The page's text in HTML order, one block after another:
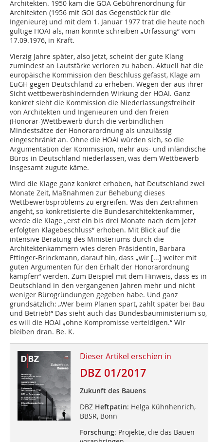
Architekten. 1950 kam die GOA Gebührenordnung für
Architekten (1956 mit GOI das Gegenstück für die
Ingenieure) und mit dem 1. Januar 1977 trat die heute noch
gültige HOAI als, man könnte schreiben „Urfassung“ vom
17.09.1976, in Kraft.
Vierzig Jahre später, also jetzt, scheint der gute Klang
zumindest an Lautstärke verloren zu haben. Aktuell hat die
europäische Kommission den Beschluss gefasst, Klage am
EuGH gegen Deutschland zu erheben. Wegen der aus ihrer
Sicht wettbewerbshindernden Wirkung der HOAI. Ganz
konkret sieht die Kommission die Niederlassungsfreiheit
von Architekten und Ingenieuren und den freien
(Honorar-)Wettbewerb durch die verbindlichen
Mindestsätze der Honorarordnung als unzulässig
eingeschränkt an. Ohne die HOAI würden sich, so die
Argumentation der Kommission, mehr aus- und inländische
Büros in Deutschland niederlassen, was dem Wettbewerb
insgesamt zugute käme.
Wird die Klage ganz konkret erhoben, hat Deutschland zwei
Monate Zeit, Maßnahmen zur Behebung dieses
Wettbewerbsproblems zu ergreifen. Was den Zeitrahmen
angeht, so konkretisierte die Bundesarchitektenkammer,
werde die Klage „erst ein bis drei Monate nach dem jetzt
erfolgten Klagebeschluss“ erhoben. Mit Blick auf die
intensive Beratung des Ministeriums durch die
Architektenkammern wies deren Präsidentin, Barbara
Ettinger-Brinckmann, darauf hin, dass „wir [...] weiter mit
guten Argumenten für den Erhalt der Honorarordnung
kämpfen“ werden. Zum Beispiel mit dem Hinweis, dass es in
Deutschland in den vergangenen Jahren mehr und nicht
weniger Bürogründungen gegeben habe. Und ganz
grundsätzlich: „Wer beim Planen spart, zahlt später bei Bau
und Betrieb!“ Das sieht auch das Bundesbauministerium so,
es will die HOAI „ohne Kompromisse verteidigen.“ Wir
bleiben dran. Be. K.
Dieser Artikel erschien in
DBZ 01/2017
Zukunft des Bauens
DBZ Heftpatin: Helga Kühnhenrich,
BBSR, Bonn
Forschung: Projekte, die das Bauen